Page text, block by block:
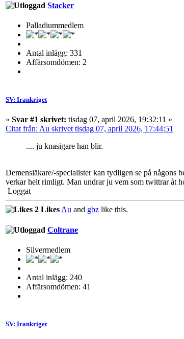
Stacker
Palladiummedlem
Antal inlägg: 331
Affärsomdömen: 2
SV: Irankriget
« Svar #1 skrivet: tisdag 07, april 2026, 19:32:11 »
Citat från: Au skrivet tisdag 07, april 2026, 17:44:51
.... ju knasigare han blir.
Demensläkare/-specialister kan tydligen se på någons
verkar helt rimligt. Man undrar ju vem som twittrar åt
Loggat
2 Likes Au and gbz like this.
Coltrane
Silvermedlem
Antal inlägg: 240
Affärsomdömen: 41
SV: Irankriget